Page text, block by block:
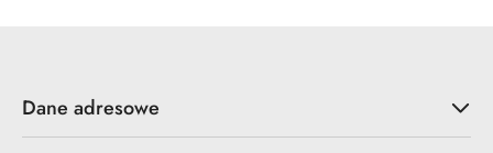
Dane adresowe